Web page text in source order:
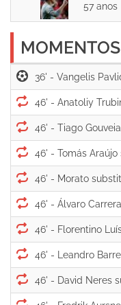
57 anos
MOMENTOS
36' -
46' -
46' -
46' -
46' -
46' -
46' -
46' -
46' -